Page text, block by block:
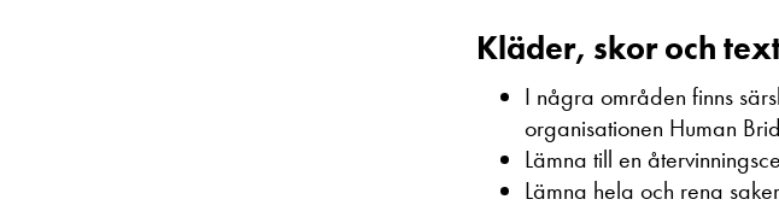
Kläder, skor och
I några områden finns
organisationen Human
Lämna till en
Lämna hela och rena